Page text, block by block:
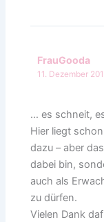
FrauGooda
11. Dezember
… es schneit,
Hier liegt
dazu – aber
dabei bin,
auch als
zu dürfen.
Vielen Dank